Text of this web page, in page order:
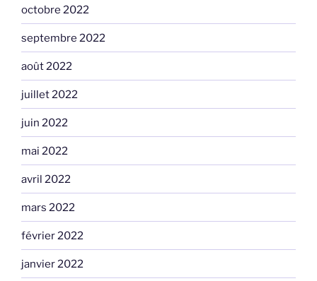
octobre 2022
septembre 2022
août 2022
juillet 2022
juin 2022
mai 2022
avril 2022
mars 2022
février 2022
janvier 2022